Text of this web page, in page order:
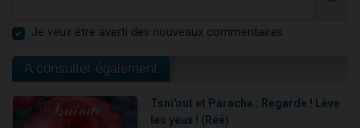
Je veux être averti des nouveaux commentaires
A consulter également
Tsni'out et Paracha : Regarde ! Lève
les yeux ! (Réé)